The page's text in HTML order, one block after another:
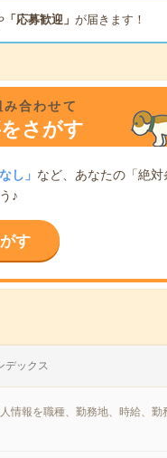
「応募歓迎」 が届きます！
合わせて
さがす
し」 など、あなたの「絶対
♪
す
デックス
情報を職種、勤務地、時給、勤